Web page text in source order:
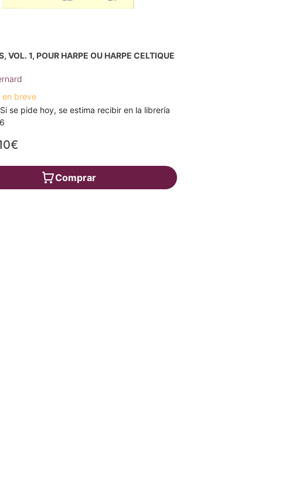
VOL. 1, POUR HARPE OU HARPE CELTIQUE
en breve
se pide hoy, se estima recibir en la librería
Comprar